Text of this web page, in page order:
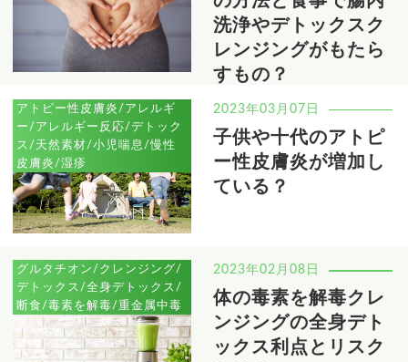
洗浄やデトックスク
レンジングがもたら
すもの？
アトピー性皮膚炎/アレルギ
ー/アレルギー反応/デトック
ス/天然素材/小児喘息/慢性
皮膚炎/湿疹
2023年03月07日
子供や十代のアトピ
ー性皮膚炎が増加し
ている？
グルタチオン/クレンジング/
デトックス/全身デトックス/
断食/毒素を解毒/重金属中毒
2023年02月08日
体の毒素を解毒クレ
ンジングの全身デト
ックス利点とリスク